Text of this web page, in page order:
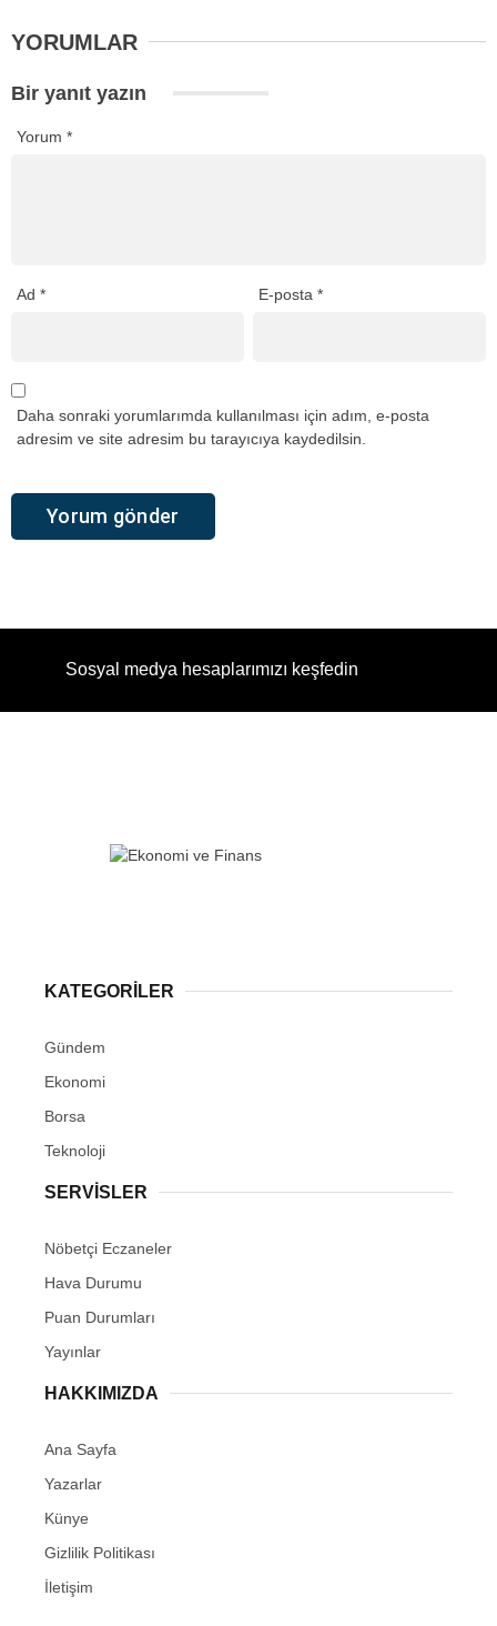
YORUMLAR
Bir yanıt yazın
Yorum *
Ad * E-posta*
Daha sonraki yorumlarımda kullanılması için adım, e-posta
adresim ve site adresim bu tarayıcıya kaydedilsin.
Sosyal medya hesaplarımızı keşfedin
KATEGORİLER
Gündem
Ekonomi
Borsa
Teknoloji
SERVİSLER
Nöbetçi Eczaneler
Hava Durumu
Puan Durumları
Yayınlar
HAKKIMIZDA
Ana Sayfa
Yazarlar
Künye
Gizlilik Politikası
İletişim